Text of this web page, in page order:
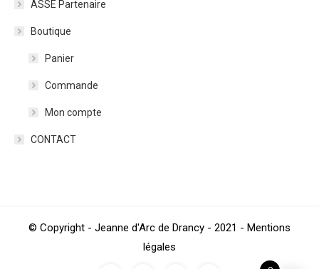
ASSE Partenaire
Boutique
Panier
Commande
Mon compte
CONTACT
© Copyright - Jeanne d'Arc de Drancy - 2021 - Mentions
légales